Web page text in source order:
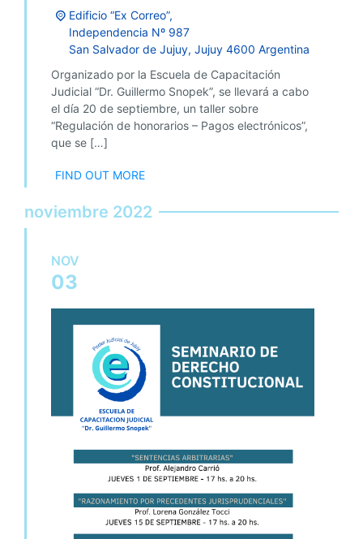
Edificio “Ex Correo”,
Independencia Nº 987
San Salvador de Jujuy, Jujuy 4600 Argentina
Organizado por la Escuela de Capacitación
Judicial “Dr. Guillermo Snopek”, se llevará a cabo
el día 20 de septiembre, un taller sobre
“Regulación de honorarios – Pagos electrónicos”,
que se […]
FIND OUT MORE
noviembre 2022
NOV
03